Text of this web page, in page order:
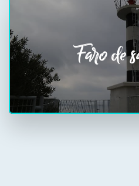
Faro de